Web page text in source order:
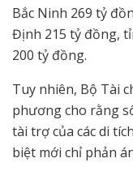
Bắc Ninh 269 tỷ
Định 215 tỷ đồng,
200 tỷ đồng.
Tuy nhiên, Bộ Tài
phương cho rằng
tài trợ của các di
biệt mới chỉ phản